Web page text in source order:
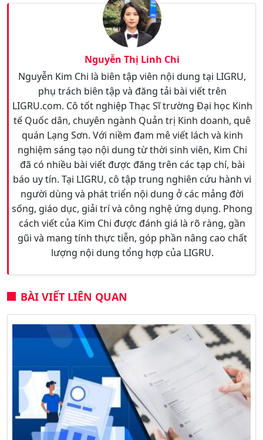
Nguyễn Thị Linh Chi
Nguyễn Kim Chi là biên tập viên nội dung tại LIGRU,
phụ trách biên tập và đăng tải bài viết trên
LIGRU.com. Cô tốt nghiệp Thạc Sĩ trường Đại học Kinh
tế Quốc dân, chuyên ngành Quản trị Kinh doanh, quê
quán Lạng Sơn. Với niềm đam mê viết lách và kinh
nghiệm sáng tạo nội dung từ thời sinh viên, Kim Chi
đã có nhiều bài viết được đăng trên các tạp chí, bài
báo uy tín. Tại LIGRU, cô tập trung nghiên cứu hành vi
người dùng và phát triển nội dung ở các mảng đời
sống, giáo dục, giải trí và công nghệ ứng dụng. Phong
cách viết của Kim Chi được đánh giá là rõ ràng, gần
gũi và mang tính thực tiễn, góp phần nâng cao chất
lượng nội dung tổng hợp của LIGRU.
BÀI VIẾT LIÊN QUAN